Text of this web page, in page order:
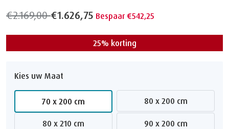
€2.169,00€1.626,75 Bespaar €542,25
25% korting
Kies uw Maat
70 x 200 cm 80 x 200 cm
80 x 210 cm 90 x 200 cm